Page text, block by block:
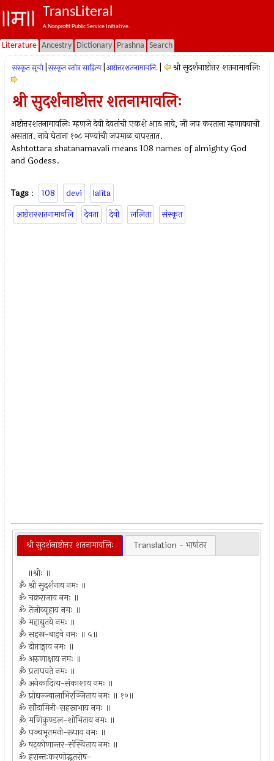
TransLiteral
A Nonprofit Public Service Initiative.
Literature Ancestry Dictionary Prashna Search
संस्कृत सूची संस्कृत स्तोत्र साहित्य अष्टोत्तरशतनामावलिः श्री सुदर्शनाष्टोत्तर शतनामावलिः
श्री सुदर्शनाष्टोत्तर शतनामावलिः
अष्टोत्तरशतनामावलिः म्हणजे देवी देवतांची एकशे आठ नावे, जी जप करताना म्हणावयाची
असतात. नावे घेताना १०८ मण्यांची जपमाळ वापरतात.
Ashtottara shatanamavali means 108 names of almighty God
and Godess.
Tags : 108 devi
lalita
अष्टोत्तरशतनामावलि
देवता देवी ललिता संस्कृत
श्री सुदर्शनाष्टोत्तर शतनामावलिः Translation - भाषांतर
॥श्रीः ॥
ॐ श्री सुदर्शनाय नमः ॥
ॐ चक्रराजाय नमः ॥
ॐ तेजोव्यूहाय नमः ॥
ॐ महाद्युतये नमः ॥
ॐ सहस्र-बाहवे नमः ॥ ५॥
ॐ दीप्ताङ्गाय नमः ॥
ॐ अरुणाक्षाय नमः ॥
ॐ प्रतापवते नमः ॥
ॐ अनेकादित्य-संकाशाय नमः ॥
ॐ प्रोद्यज्ज्वालाभिरञ्जिताय नमः ॥ १०॥
ॐ सौदामिनी-सहस्राभाय नमः ॥
ॐ मणिकुण्डल-शोभिताय नमः ॥
ॐ पञ्चभूतमनो-रूपाय नमः ॥
ॐ षट्कोणान्तर-संस्थिताय नमः ॥
ॐ हरान्तःकरणोद्भूतरोष-